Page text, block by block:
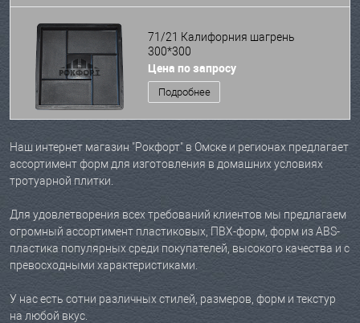
71/21 Калифорния шагрень
300*300
Цена по запросу
Подробнее
Наш интернет магазин "Рокфорт" в Омске и регионах предлагает
ассортимент форм для изготовления в домашних условиях
тротуарной плитки.
Для удовлетворения всех требований клиентов мы предлагаем
огромный ассортимент пластиковых, ПВХ-форм, форм из ABS-
пластика популярных среди покупателей, высокого качества и с
превосходными характеристиками.
У нас есть сотни различных стилей, размеров, форм и текстур
на любой вкус.